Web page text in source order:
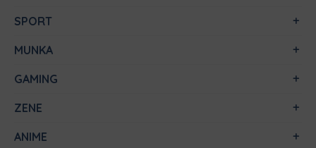
SPORT
MUNKA
GAMING
ZENE
ANIME